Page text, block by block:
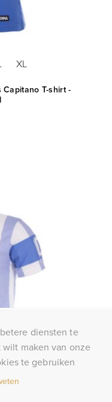
XL
T-shirt -
diensten te
maken van onze
te gebruiken